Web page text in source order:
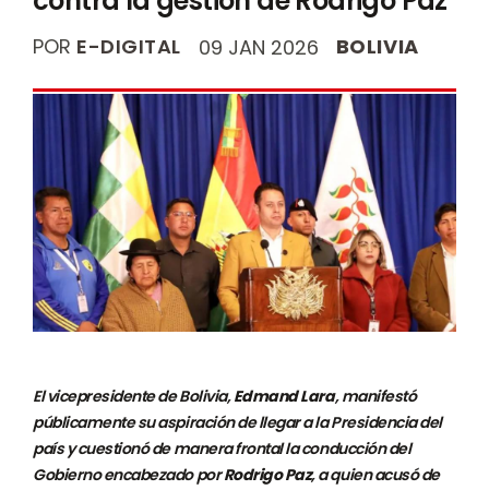
POR E-DIGITAL 09 JAN 2026 BOLIVIA
El vicepresidente de Bolivia,Edmand Lara, manifestó
públicamente su aspiración de llegar a la Presidencia del
país y cuestionó de manera frontal la conducción del
Gobierno encabezado porRodrigo Paz, a quien acusó de